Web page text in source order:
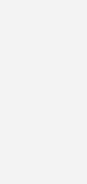
unter anderem
in Betrieb sein
Küper vom IW ihre
lediglich eine
Partner schon
haben.
Wind,
und
fehlt in dem Papier